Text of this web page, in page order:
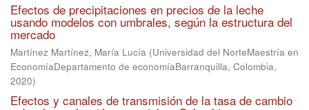
Efectos de precipitaciones en precios de la leche
usando modelos con umbrales, según la estructura del
mercado
Martínez Martínez, María Lucía (Universidad del NorteMaestría en
EconomíaDepartamento de economíaBarranquilla, Colombia,
2020)
Efectos y canales de transmisión de la tasa de cambio